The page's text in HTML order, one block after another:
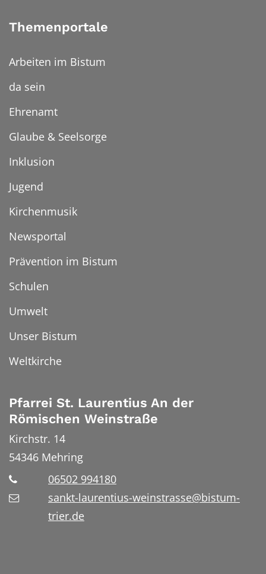
Themenportale
Arbeiten im Bistum
da sein
Ehrenamt
Glaube & Seelsorge
Inklusion
Jugend
Kirchenmusik
Newsportal
Prävention im Bistum
Schulen
Umwelt
Unser Bistum
Weltkirche
Pfarrei St. Laurentius An der
Römischen Weinstraße
Kirchstr. 14
54346 Mehring
06502 994180
sankt-laurentius-weinstrasse@bistum-
trier.de